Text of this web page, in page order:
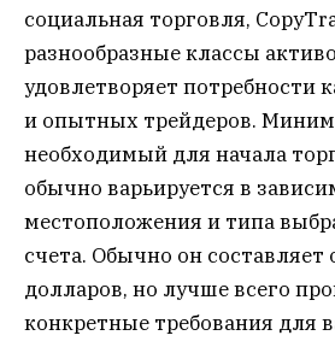
социальная торговля,
разнообразные классы
удовлетворяет потребности
и опытных трейдеров.
необходимый для начала
обычно варьируется в
местоположения и типа
счета. Обычно он составляет
долларов, но лучше всего
конкретные требования для